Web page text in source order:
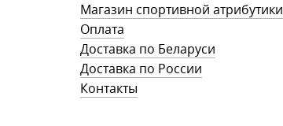
Магазин спортивной атрибутики
Оплата
Доставка по Беларуси
Доставка по России
Контакты